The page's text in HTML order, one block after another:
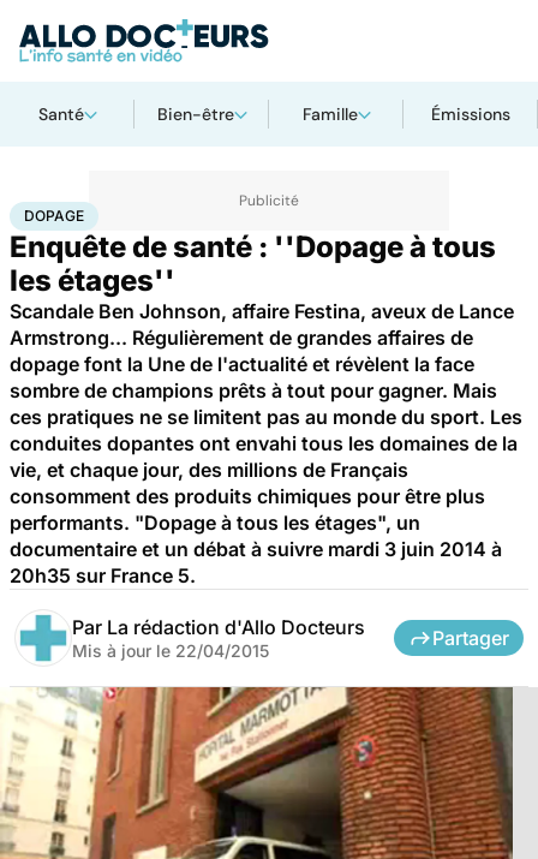
Santé Bien-être Famille Émissions
AccueilSanté
DOPAGE
Enquête de santé : ''Dopage à tous
les étages''
Scandale Ben Johnson, affaire Festina, aveux de Lance
Armstrong... Régulièrement de grandes affaires de
dopage font la Une de l'actualité et révèlent la face
sombre de champions prêts à tout pour gagner. Mais
ces pratiques ne se limitent pas au monde du sport. Les
conduites dopantes ont envahi tous les domaines de la
vie, et chaque jour, des millions de Français
consomment des produits chimiques pour être plus
performants. "Dopage à tous les étages", un
documentaire et un débat à suivre mardi 3 juin 2014 à
20h35 sur France 5.
Par La rédaction d'Allo Docteurs
Mis à jour le 22/04/2015
Partager